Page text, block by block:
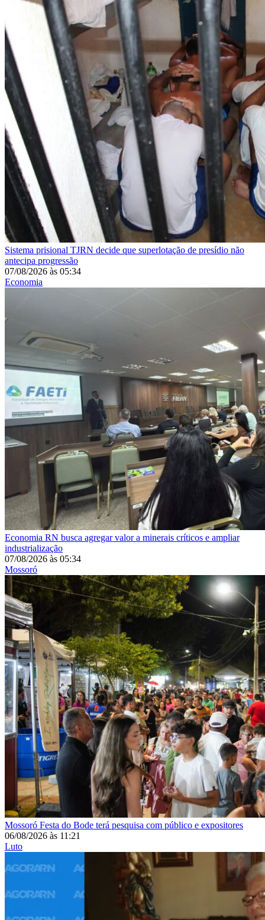
Sistema prisional TJRN decide que superlotação de presídio não
antecipa progressão
07/08/2026 às 05:34
Economia
Economia RN busca agregar valor a minerais críticos e ampliar
industrialização
07/08/2026 às 05:34
Mossoró
Mossoró Festa do Bode terá pesquisa com público e expositores
06/08/2026 às 11:21
Luto